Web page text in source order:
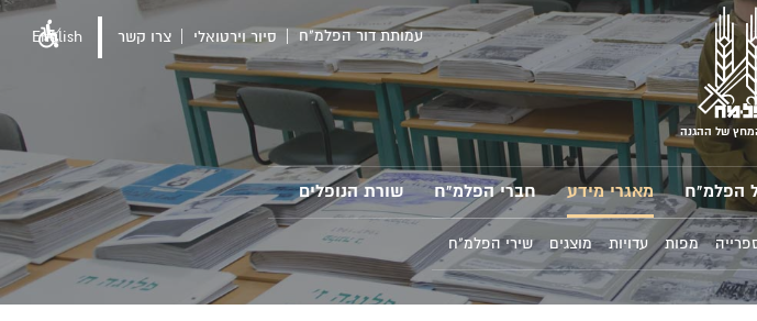
של ההגנה
עמותת דור הפלמ"ח סיור וירטואלי צרו קשר English
הפלמ"ח מאגרי מידע חברי הפלמ"ח שורת הנופלים
מפות עדויות מוצגים שירי הפלמ"ח